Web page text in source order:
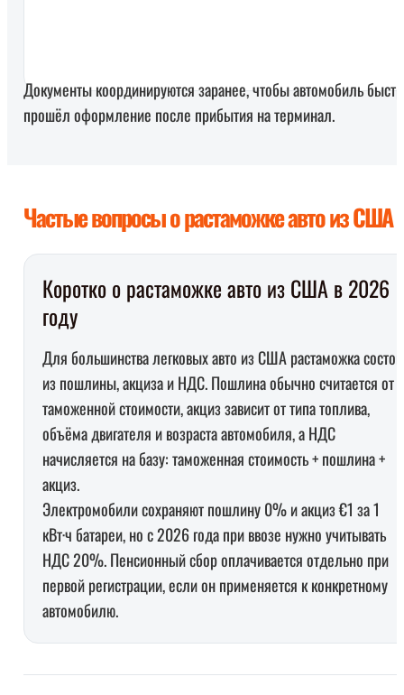
Документы координируются заранее, чтобы автомобиль
прошёл оформление после прибытия на терминал.
Частые вопросы о растаможке авто из США
Коротко о растаможке авто из США в 2026
году
Для большинства легковых авто из США растаможка
из пошлины, акциза и НДС. Пошлина обычно считается от
таможенной стоимости, акциз зависит от типа топлива,
объёма двигателя и возраста автомобиля, а НДС
начисляется на базу: таможенная стоимость + пошлина +
акциз.
Электромобили сохраняют пошлину 0% и акциз €1 за 1
кВт·ч батареи, но с 2026 года при ввозе нужно учитывать
НДС 20%. Пенсионный сбор оплачивается отдельно при
первой регистрации, если он применяется к конкретному
автомобилю.